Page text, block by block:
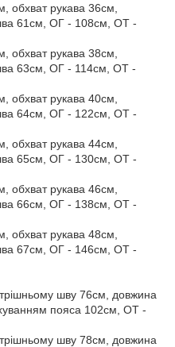
обхват рукава 36см,
61см, ОГ - 108см, ОТ -
обхват рукава 38см,
63см, ОГ - 114см, ОТ -
обхват рукава 40см,
64см, ОГ - 122см, ОТ -
обхват рукава 44см,
65см, ОГ - 130см, ОТ -
обхват рукава 46см,
66см, ОГ - 138см, ОТ -
обхват рукава 48см,
67см, ОГ - 146см, ОТ -
шву 76см, довжина
пояса 102см, ОТ -
шву 78см, довжина